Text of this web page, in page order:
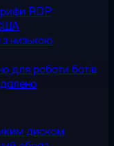
RDP
низькою
для роботи ботів
диском